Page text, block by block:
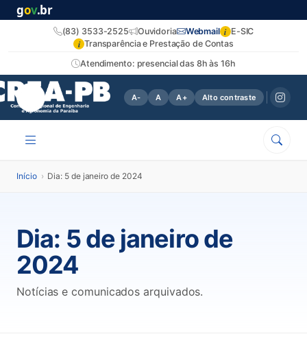
gov.br
Atendimento: presencial das 8h às 16h
(83) 3533-2525 Ouvidoria Webmail i E-SIC
i Transparência e Prestação de Contas
A- A A+ Alto contraste
Início › Dia: 5 de janeiro de 2024
Dia: 5 de janeiro de
2024
Notícias e comunicados arquivados.